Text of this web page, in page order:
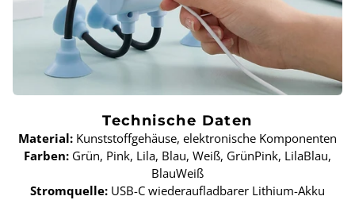
Technische Daten
Material: Kunststoffgehäuse, elektronische Komponenten
Farben: Grün, Pink, Lila, Blau, Weiß, GrünPink, LilaBlau,
BlauWeiß
Stromquelle: USB-C wiederaufladbarer Lithium-Akku